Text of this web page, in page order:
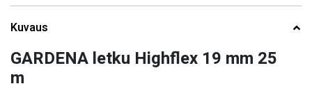
Kuvaus
GARDENA letku Highflex 19 mm 25
m